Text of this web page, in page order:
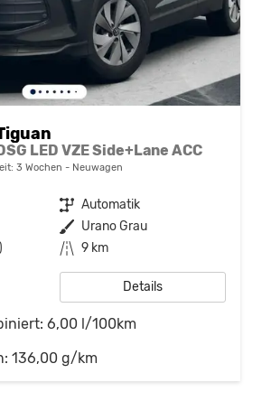
LED VZE Side+Lane ACC
3 Wochen Neuwagen
Getriebe Automatik
Außenfarbe Urano Grau
Kilometerstand 9 km
Details
6,00 l/100km
136,00 g/km